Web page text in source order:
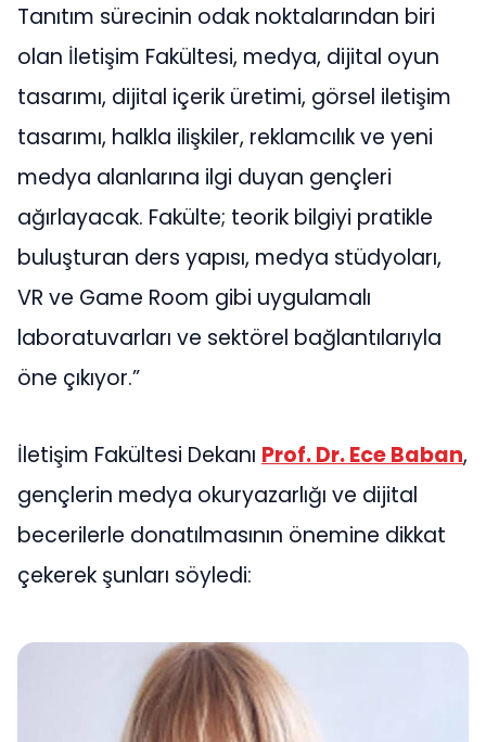
Tanıtım sürecinin odak noktalarından biri
olan İletişim Fakültesi, medya, dijital oyun
tasarımı, dijital içerik üretimi, görsel iletişim
tasarımı, halkla ilişkiler, reklamcılık ve yeni
medya alanlarına ilgi duyan gençleri
ağırlayacak. Fakülte; teorik bilgiyi pratikle
buluşturan ders yapısı, medya stüdyoları,
VR ve Game Room gibi uygulamalı
laboratuvarları ve sektörel bağlantılarıyla
öne çıkıyor.”
İletişim Fakültesi Dekanı Prof. Dr. Ece Baban,
gençlerin medya okuryazarlığı ve dijital
becerilerle donatılmasının önemine dikkat
çekerek şunları söyledi: